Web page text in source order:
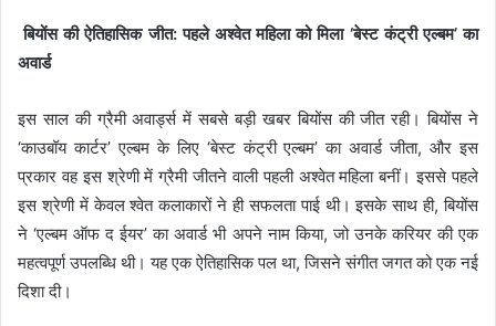
बियोंस की ऐतिहासिक जीत: पहले अश्वेत महिला को मिला ‘बेस्ट कंट्री एल्बम’ का
अवार्ड
इस साल की ग्रैमी अवार्ड्स में सबसे बड़ी खबर बियोंस की जीत रही। बियोंस ने
‘काउबॉय कार्टर’ एल्बम के लिए ‘बेस्ट कंट्री एल्बम’ का अवार्ड जीता, और इस
प्रकार वह इस श्रेणी में ग्रैमी जीतने वाली पहली अश्वेत महिला बनीं। इससे पहले
इस श्रेणी में केवल श्वेत कलाकारों ने ही सफलता पाई थी। इसके साथ ही, बियोंस
ने ‘एल्बम ऑफ द ईयर’ का अवार्ड भी अपने नाम किया, जो उनके करियर की एक
महत्वपूर्ण उपलब्धि थी। यह एक ऐतिहासिक पल था, जिसने संगीत जगत को एक नई
दिशा दी।